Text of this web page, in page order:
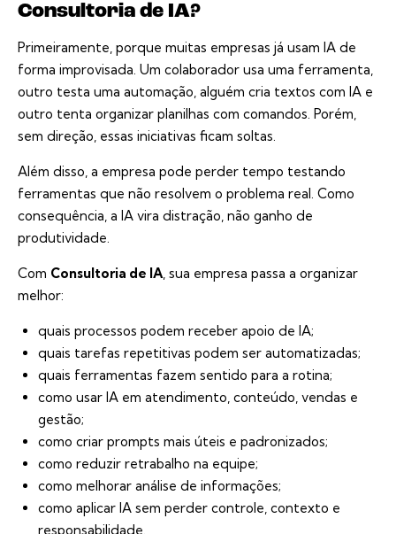
Consultoria de IA?
Primeiramente, porque muitas empresas já usam IA de
forma improvisada. Um colaborador usa uma ferramenta,
outro testa uma automação, alguém cria textos com IA e
outro tenta organizar planilhas com comandos. Porém,
sem direção, essas iniciativas ficam soltas.
Além disso, a empresa pode perder tempo testando
ferramentas que não resolvem o problema real. Como
consequência, a IA vira distração, não ganho de
produtividade.
Com Consultoria de IA , sua empresa passa a organizar
melhor:
quais processos podem receber apoio de IA;
quais tarefas repetitivas podem ser automatizadas;
quais ferramentas fazem sentido para a rotina;
como usar IA em atendimento, conteúdo, vendas e
gestão;
como criar prompts mais úteis e padronizados;
como reduzir retrabalho na equipe;
como melhorar análise de informações;
como aplicar IA sem perder controle, contexto e
responsabilidade.